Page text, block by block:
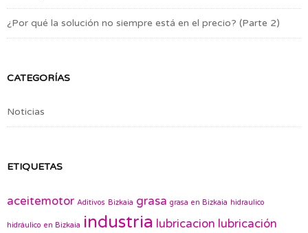
¿Por qué la solución no siempre está en el precio? (Parte 2)
CATEGORÍAS
Noticias
ETIQUETAS
aceitemotor Aditivos Bizkaia grasa grasa en Bizkaia hidraulico
hidráulico en Bizkaia industria lubricacion lubricación